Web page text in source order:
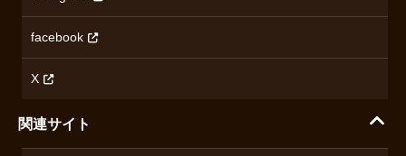
ロンジン
チューダー
ブランド一覧を見る
無断転載・商用利用について
コンテンツ制作ポリシーおよび生成AIの利用指針
facebook
X
関連サイト